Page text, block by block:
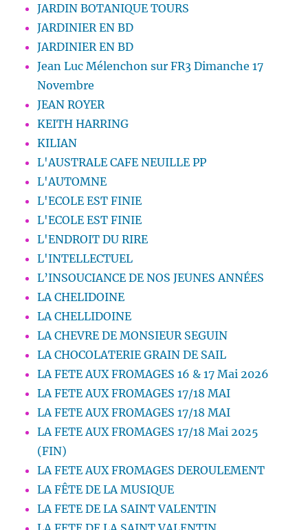
JARDIN BOTANIQUE TOURS
JARDINIER EN BD
JARDINIER EN BD
Jean Luc Mélenchon sur FR3 Dimanche 17
Novembre
JEAN ROYER
KEITH HARRING
KILIAN
L'AUSTRALE CAFE NEUILLE PP
L'AUTOMNE
L'ECOLE EST FINIE
L'ECOLE EST FINIE
L'ENDROIT DU RIRE
L'INTELLECTUEL
L’INSOUCIANCE DE NOS JEUNES ANNÉES
LA CHELIDOINE
LA CHELLIDOINE
LA CHEVRE DE MONSIEUR SEGUIN
LA CHOCOLATERIE GRAIN DE SAIL
LA FETE AUX FROMAGES 16 & 17 Mai 2026
LA FETE AUX FROMAGES 17/18 MAI
LA FETE AUX FROMAGES 17/18 MAI
LA FETE AUX FROMAGES 17/18 Mai 2025
(FIN)
LA FETE AUX FROMAGES DEROULEMENT
LA FÊTE DE LA MUSIQUE
LA FETE DE LA SAINT VALENTIN